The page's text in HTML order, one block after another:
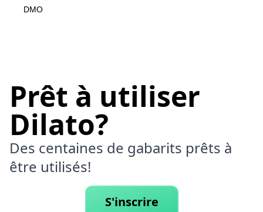
DMO
Prêt à utiliser
Dilato?
Des centaines de gabarits prêts à
être utilisés!
S'inscrire